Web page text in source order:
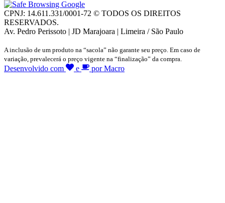
CPNJ: 14.611.331/0001-72 © TODOS OS DIREITOS
RESERVADOS.
Av. Pedro Perissoto | JD Marajoara | Limeira / São Paulo
A inclusão de um produto na “sacola” não garante seu preço. Em caso de
variação, prevalecerá o preço vigente na “finalização” da compra.
Desenvolvido com e por Macro